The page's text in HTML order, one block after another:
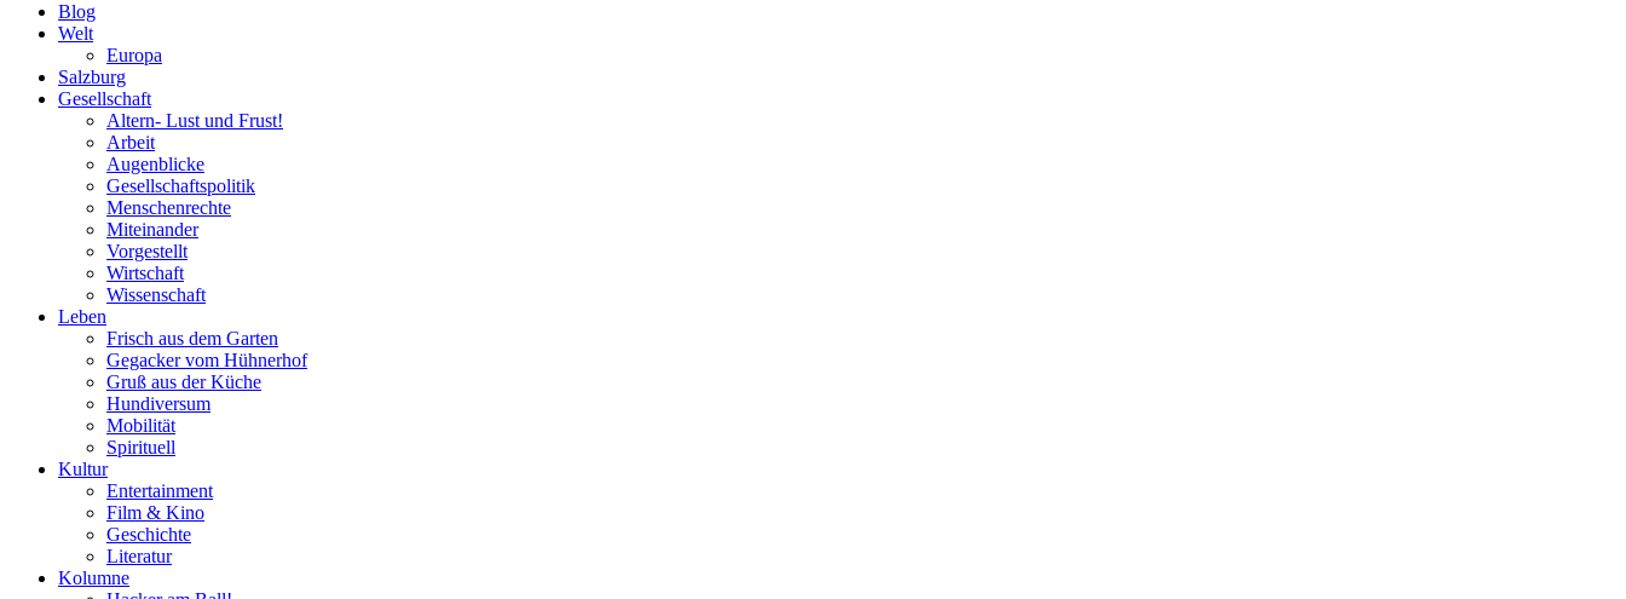
Blog
Welt
Europa
Salzburg
Gesellschaft
Altern- Lust und Frust!
Arbeit
Augenblicke
Gesellschaftspolitik
Menschenrechte
Miteinander
Vorgestellt
Wirtschaft
Wissenschaft
Leben
Frisch aus dem Garten
Gegacker vom Hühnerhof
Gruß aus der Küche
Hundiversum
Mobilität
Spirituell
Kultur
Entertainment
Film & Kino
Geschichte
Literatur
Kolumne